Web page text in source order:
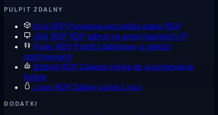
PULPIT ZDALNY
Kup RDP Porównaj wszystkie plany RDP
USA RDP RDP admin na amerykańskich IP
Forex RDP Pulpit tradingowy o niskich
opóźnieniach
Botting RDP Zawsze online do uruchamiania
botów
Linux RDP Zdalny pulpit Linux
DODATKI